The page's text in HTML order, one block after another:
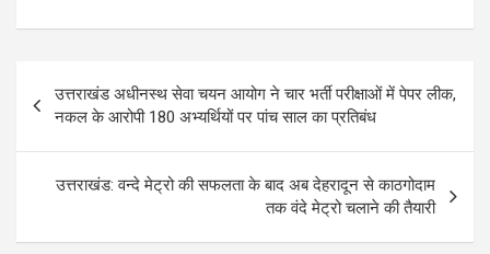
b
o
o
k
er
s
A
p
p
e
navigation
उत्तराखंड अधीनस्थ सेवा चयन आयोग ने चार भर्ती परीक्षाओं में पेपर लीक,
नकल के आरोपी 180 अभ्यर्थियों पर पांच साल का प्रतिबंध
उत्तराखंड: वन्दे मेट्रो की सफलता के बाद अब देहरादून से काठगोदाम
तक वंदे मेट्रो चलाने की तैयारी